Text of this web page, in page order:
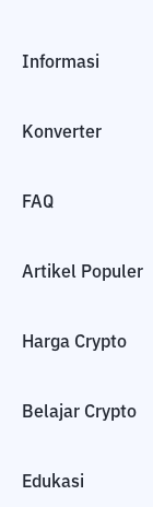
Informasi
Konverter
FAQ
Artikel Populer
Harga Crypto
Belajar Crypto
Edukasi